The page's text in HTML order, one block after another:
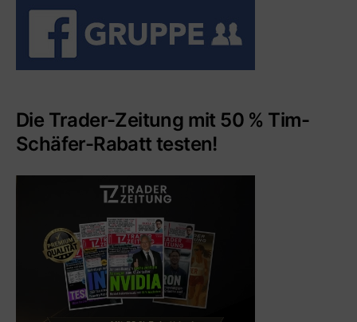
Die Trader-Zeitung mit 50 % Tim-
Schäfer-Rabatt testen!